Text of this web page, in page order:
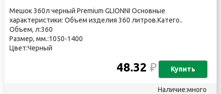
Мешок 360л черный Premium GLIONNI Основные
характеристики: Объем изделия 360 литров.Катего..
Объем, л:360
Размер, мм.:1050-1400
Цвет:Черный
48.32₽ Купить
Наличие:много